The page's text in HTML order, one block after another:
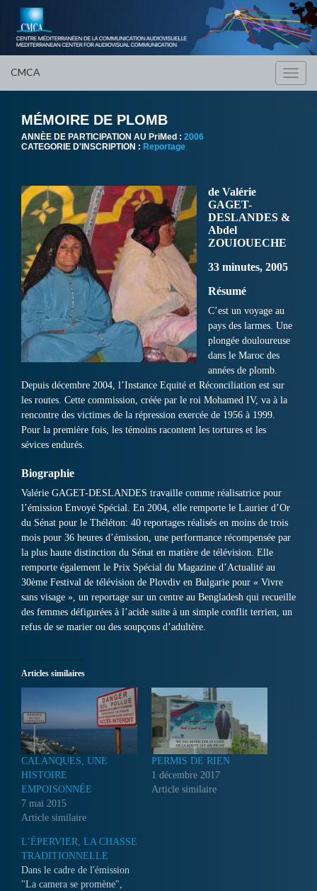
CMCA
MÉMOIRE DE PLOMB
ANNÈE DE PARTICIPATION AU PriMed : 2006
CATEGORIE D'INSCRIPTION : Reportage
de Valérie
GAGET-
DESLANDES &
Abdel
ZOUIOUECHE
33 minutes, 2005
Résumé
C’est un voyage au
pays des larmes. Une
plongée douloureuse
dans le Maroc des
années de plomb.
Depuis décembre 2004, l’Instance Equité et Réconciliation est sur
les routes. Cette commission, créée par le roi Mohamed IV, va à la
rencontre des victimes de la répression exercée de 1956 à 1999.
Pour la première fois, les témoins racontent les tortures et les
sévices endurés.
Biographie
Valérie GAGET-DESLANDES travaille comme réalisatrice pour
l’émission Envoyé Spécial. En 2004, elle remporte le Laurier d’Or
du Sénat pour le Théléton: 40 reportages réalisés en moins de trois
mois pour 36 heures d’émission, une performance récompensée par
la plus haute distinction du Sénat en matière de télévision. Elle
remporte également le Prix Spécial du Magazine d’Actualité au
30ème Festival de télévision de Plovdiv en Bulgarie pour « Vivre
sans visage », un reportage sur un centre au Bengladesh qui recueille
des femmes défigurées à l’acide suite à un simple conflit terrien, un
refus de se marier ou des soupçons d’adultère.
Articles similaires
CALANQUES, UNE
HISTOIRE
EMPOISONNÉE
7 mai 2015
Article similaire
PERMIS DE RIEN
1 décembre 2017
Article similaire
L’ÉPERVIER, LA CHASSE
TRADITIONNELLE
Dans le cadre de l'émission
"La camera se promène",